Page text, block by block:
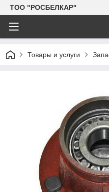
TOO "РОСБЕЛКАР"
Товары и услуги